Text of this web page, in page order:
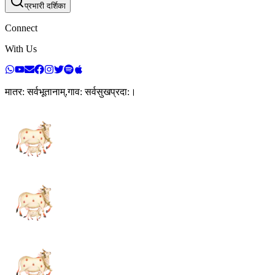
प्रभारी दर्शिका
Connect
With Us
मातर: सर्वभूतानाम्,गाव: सर्वसुखप्रदा:।